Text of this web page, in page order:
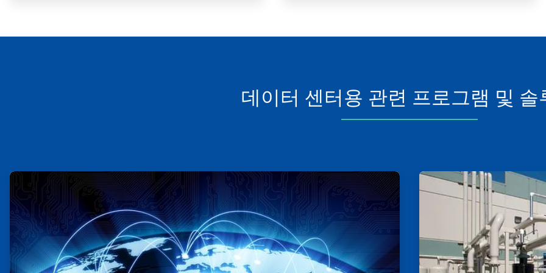
데이터 센터용 관련 프로그램 및 솔
ArticleTile
1/4
ArticleTile
3/4